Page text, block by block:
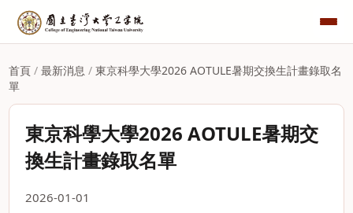
首頁 /最新消息 /東京科學大學2026 AOTULE暑期交換生計畫錄取名
單
東京科學大學2026 AOTULE暑期交
換生計畫錄取名單
2026-01-01